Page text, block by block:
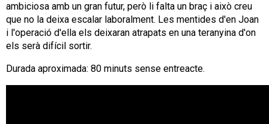
ambiciosa amb un gran futur, però li falta un braç i això creu
que no la deixa escalar laboralment. Les mentides d'en Joan
i l'operació d'ella els deixaran atrapats en una teranyina d'on
els serà difícil sortir.
Durada aproximada: 80 minuts sense entreacte.